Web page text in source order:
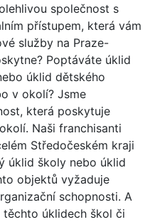
společnost s
přístupem, která vám
služby na Praze-
Poptáváte úklid
úklid dětského
v okolí? Jsme
která poskytuje
Naši franchisanti
Středočeském kraji
úklid školy nebo úklid
objektů vyžaduje
schopnosti. A
úklidech škol či